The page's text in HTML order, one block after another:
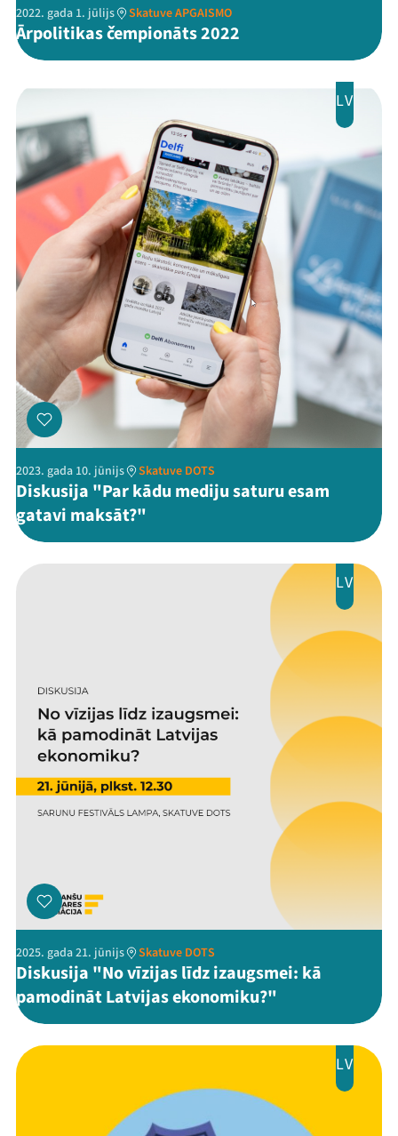
Mana programma
Festivāls
Programma
Arhīvs
Viņi bija LAMPĀ 2026
Jaunumi
Ziedo
ThreadsFacebook Instagram
Flick
2022. gada 1. jūlijs Skatuve APGAISMO
Ārpolitikas čempionāts 2022
LV
2023. gada 10. jūnijs Skatuve DOTS
Diskusija "Par kādu mediju saturu esam
gatavi maksāt?"
LV
2025. gada 21. jūnijs Skatuve DOTS
Diskusija "No vīzijas līdz izaugsmei: kā
pamodināt Latvijas ekonomiku?"
LV